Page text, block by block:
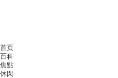
首页
百科
焦點
休閑